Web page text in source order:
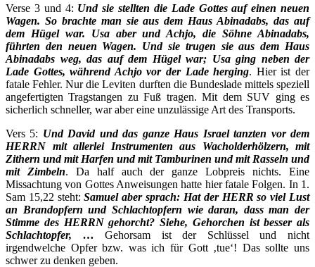
Verse 3 und 4: Und sie stellten die Lade Gottes auf einen neuen
Wagen. So brachte man sie aus dem Haus Abinadabs, das auf
dem Hügel war. Usa aber und Achjo, die Söhne Abinadabs,
führten den neuen Wagen. Und sie trugen sie aus dem Haus
Abinadabs weg, das auf dem Hügel war; Usa ging neben der
Lade Gottes, während Achjo vor der Lade herging. Hier ist der
fatale Fehler. Nur die Leviten durften die Bundeslade mittels speziell
angefertigten Tragstangen zu Fuß tragen. Mit dem SUV ging es
sicherlich schneller, war aber eine unzulässige Art des Transports.
Vers 5: Und David und das ganze Haus Israel tanzten vor dem
HERRN mit allerlei Instrumenten aus Wacholderhölzern, mit
Zithern und mit Harfen und mit Tamburinen und mit Rasseln und
mit Zimbeln. Da half auch der ganze Lobpreis nichts. Eine
Missachtung von Gottes Anweisungen hatte hier fatale Folgen. In 1.
Sam 15,22 steht:Samuel aber sprach: Hat der HERR so viel Lust
an Brandopfern und Schlachtopfern wie daran, dass man der
Stimme des HERRN gehorcht? Siehe, Gehorchen ist besser als
Schlachtopfer, …Gehorsam ist der Schlüssel und nicht
irgendwelche Opfer bzw. was ich für Gott ‚tue‘! Das sollte uns
schwer zu denken geben.